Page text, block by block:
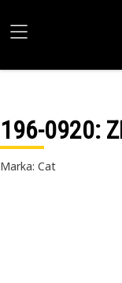
196-0920:
Marka: Cat